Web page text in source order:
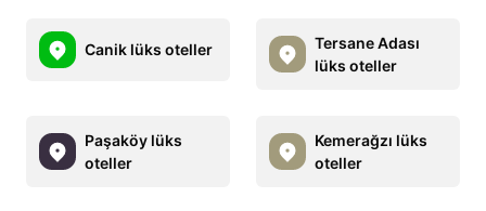
Canik lüks oteller
Tersane Adası
lüks oteller
Paşaköy lüks
oteller
Kemerağzı lüks
oteller